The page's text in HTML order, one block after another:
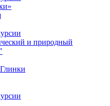
и природный